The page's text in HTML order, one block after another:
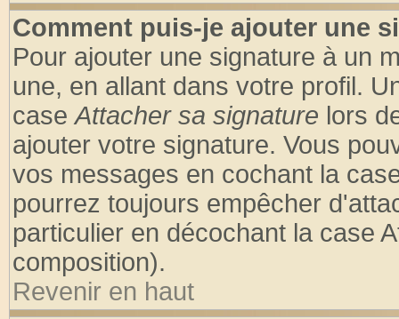
Comment puis-je ajouter une
Pour ajouter une signature à un
une, en allant dans votre profil.
caseAttacher sa signature lors
ajouter votre signature. Vous
vos messages en cochant la
pourrez toujours empêcher
particulier en décochant la case
composition).
Revenir en haut